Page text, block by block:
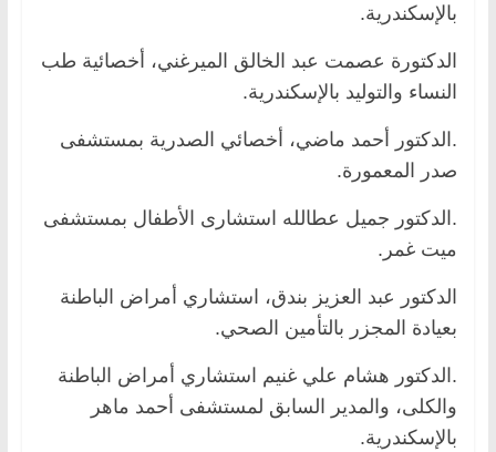
بالإسكندرية.
الدكتورة عصمت عبد الخالق الميرغني، أخصائية طب
النساء والتوليد بالإسكندرية.
.الدكتور أحمد ماضي، أخصائي الصدرية بمستشفى
صدر المعمورة.
.الدكتور جميل عطالله استشارى الأطفال بمستشفى
ميت غمر.
الدكتور عبد العزيز بندق، استشاري أمراض الباطنة
بعيادة المجزر بالتأمين الصحي.
.الدكتور هشام علي غنيم استشاري أمراض الباطنة
والكلى، والمدير السابق لمستشفى أحمد ماهر
بالإسكندرية.